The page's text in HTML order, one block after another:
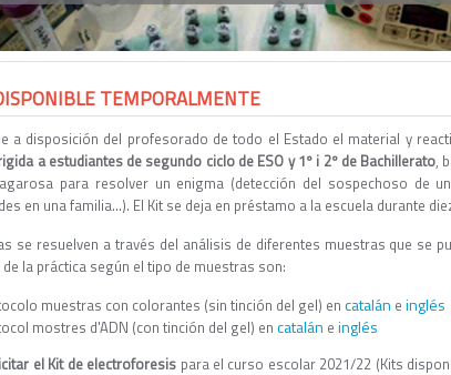
TEMPORALMENTE
a disposición del profesorado de todo el Estado el material y
a estudiantes de segundo ciclo de ESO y 1º i 2º de Bachillerato,
para resolver un enigma (detección del sospechoso de
en una familia...). El Kit se deja en préstamo a la escuela durante
se resuelven a través del análisis de diferentes muestras que se
la práctica según el tipo de muestras son:
muestras con colorantes (sin tinción del gel) en catalán e inglés
mostres d'ADN (con tinción del gel) en catalán e inglés
el Kit de electroforesis para el curso escolar 2021/22 (Kits